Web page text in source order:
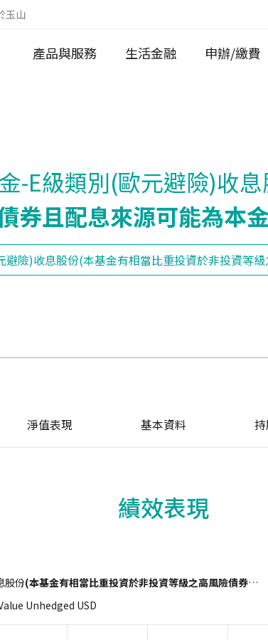
玉山
產品與服務 生活金融 申辦/繳費
-E級類別(歐元避險)收
券且配息來源可能為本
淨值表現 基本資料
績效表現
股份(本基金有相當比重投資於非投資等級之高風險債券且配息來源可能為本金)
Unhedged USD